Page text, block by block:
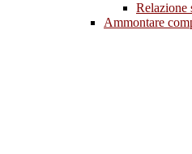
Relazione
Ammontare